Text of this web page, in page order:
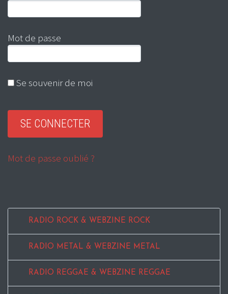
Mot de passe
Se souvenir de moi
Mot de passe oublié ?
RADIO ROCK & WEBZINE ROCK
RADIO METAL & WEBZINE METAL
RADIO REGGAE & WEBZINE REGGAE